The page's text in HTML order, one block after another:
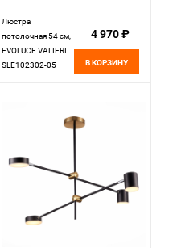
Люстра
потолочная 54 см,
EVOLUCE VALIERI
SLE102302-05
4 970 ₽
В КОРЗИНУ